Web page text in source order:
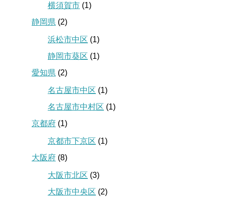
横須賀市 (1)
静岡県 (2)
浜松市中区 (1)
静岡市葵区 (1)
愛知県 (2)
名古屋市中区 (1)
名古屋市中村区 (1)
京都府 (1)
京都市下京区 (1)
大阪府 (8)
大阪市北区 (3)
大阪市中央区 (2)